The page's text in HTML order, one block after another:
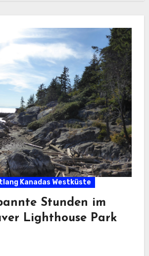
Kanadas Westküste
Stunden im
Lighthouse Park